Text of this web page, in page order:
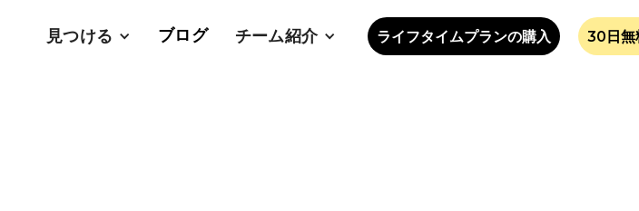
見つける ブログ チーム紹介 ライフタイムプランの購入 30日無